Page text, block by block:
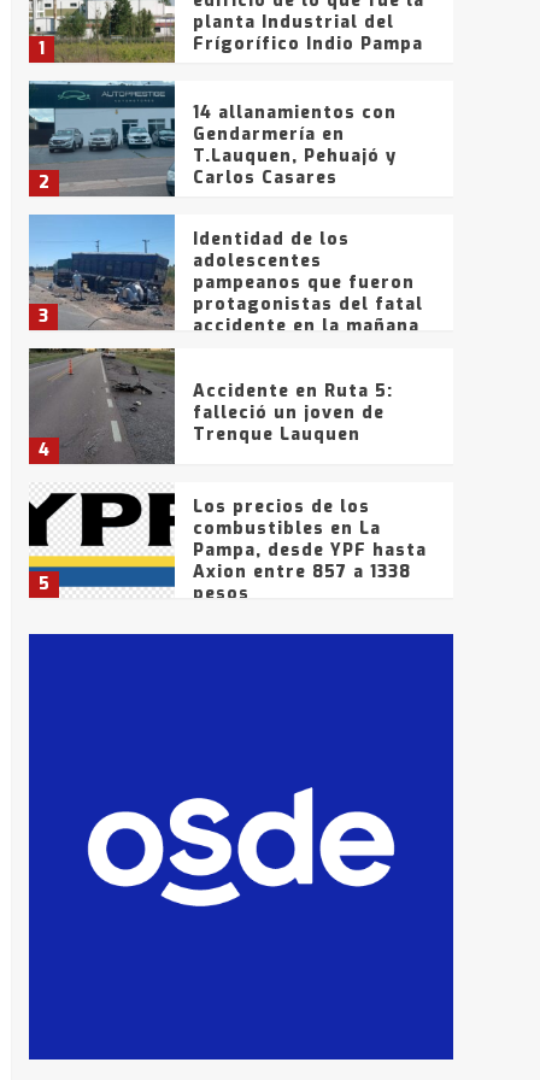
1
planta Industrial del
Frígorífico Indio Pampa
2
14 allanamientos con
Gendarmería en
T.Lauquen, Pehuajó y
Carlos Casares
3
Identidad de los
adolescentes
pampeanos que fueron
protagonistas del fatal
accidente en la mañana
4
Accidente en Ruta 5:
falleció un joven de
Trenque Lauquen
5
Los precios de los
combustibles en La
Pampa, desde YPF hasta
Axion entre 857 a 1338
pesos
La Bolsa de Cereales de
que intentaron evadir a
la Policía fueron
detenidos por
comercialización de
drogas en la tarde del
sábado